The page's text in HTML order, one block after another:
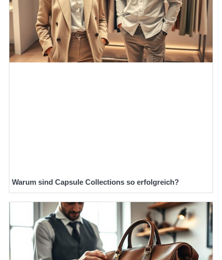
Warum sind Capsule Collections so erfolgreich?